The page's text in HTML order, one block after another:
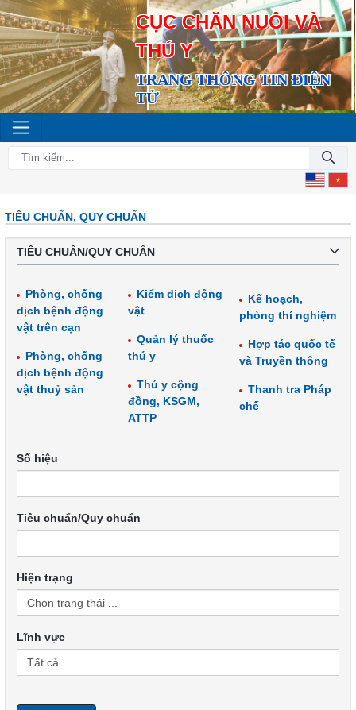
CỤC CHĂN NUÔI VÀ
THÚ Y
TRANG THÔNG TIN ĐIỆN
TỬ
TIÊU CHUẨN, QUY CHUẨN
TIÊU CHUẨN/QUY CHUẨN
Phòng, chống
dịch bệnh động
vật trên cạn
Phòng, chống
dịch bệnh động
vật thuỷ sản
Kiểm dịch động
vật
Quản lý thuốc
thú y
Thú y cộng
đồng, KSGM,
ATTP
Kế hoạch,
phòng thí nghiệm
Hợp tác quốc tế
và Truyền thông
Thanh tra Pháp
chế
Số hiệu
Tiêu chuẩn/Quy chuẩn
Hiện trạng
Lĩnh vực